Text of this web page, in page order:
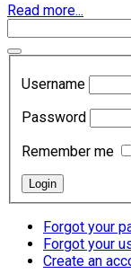
Read more...
Username
Password
Remember me
Forgot your
Forgot your
Create an